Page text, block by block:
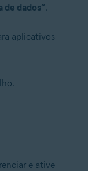
de dados”.
aplicativos
e ative